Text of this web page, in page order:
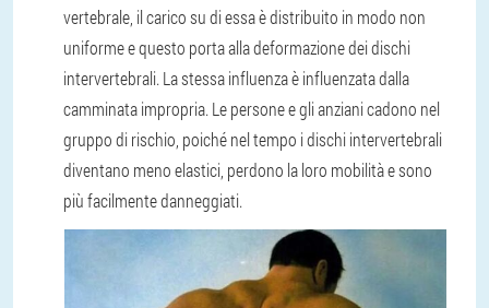
vertebrale, il carico su di essa è distribuito in modo non
uniforme e questo porta alla deformazione dei dischi
intervertebrali. La stessa influenza è influenzata dalla
camminata impropria. Le persone e gli anziani cadono nel
gruppo di rischio, poiché nel tempo i dischi intervertebrali
diventano meno elastici, perdono la loro mobilità e sono
più facilmente danneggiati.